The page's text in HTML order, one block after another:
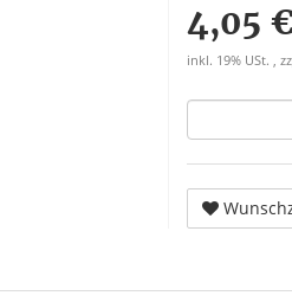
4,05 €
inkl. 19% USt. ,